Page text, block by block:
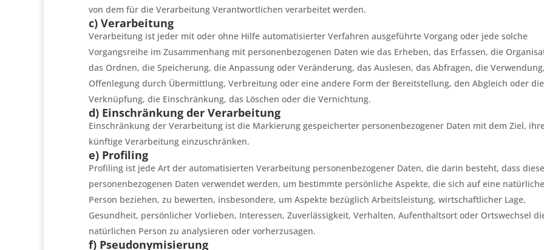
von dem für die Verarbeitung Verantwortlichen verarbeitet werden.
c) Verarbeitung
Verarbeitung ist jeder mit oder ohne Hilfe automatisierter Verfahren ausgeführte Vorgang oder jede solche
Vorgangsreihe im Zusammenhang mit personenbezogenen Daten wie das Erheben, das Erfassen, die
das Ordnen, die Speicherung, die Anpassung oder Veränderung, das Auslesen, das Abfragen, die
Offenlegung durch Übermittlung, Verbreitung oder eine andere Form der Bereitstellung, den Abgleich oder die
Verknüpfung, die Einschränkung, das Löschen oder die Vernichtung.
d) Einschränkung der Verarbeitung
Einschränkung der Verarbeitung ist die Markierung gespeicherter personenbezogener Daten mit dem Ziel,
künftige Verarbeitung einzuschränken.
e) Profiling
Profiling ist jede Art der automatisierten Verarbeitung personenbezogener Daten, die darin besteht, dass diese
personenbezogenen Daten verwendet werden, um bestimmte persönliche Aspekte, die sich auf eine natürliche
Person beziehen, zu bewerten, insbesondere, um Aspekte bezüglich Arbeitsleistung, wirtschaftlicher Lage,
Gesundheit, persönlicher Vorlieben, Interessen, Zuverlässigkeit, Verhalten, Aufenthaltsort oder Ortswechsel
natürlichen Person zu analysieren oder vorherzusagen.
f) Pseudonymisierung